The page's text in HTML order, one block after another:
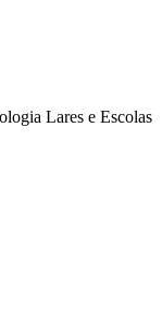
Lares e Escolas